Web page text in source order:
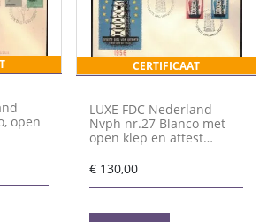
open
CERTIFICAAT
LUXE FDC Nederland
Nvph nr.27 Blanco met
open klep en attest
€ 130,00